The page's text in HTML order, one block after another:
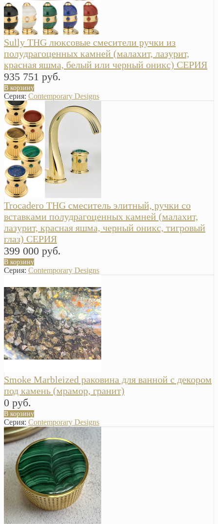
Sully THG люксовые смесители ручки из
полудрагоценных камней (малахит, лазурит,
красная яшма, белый или черный оникс) СЕРИЯ
935 751 руб.
В корзину
Серия: Contemporary Designs
Trocadero THG смеситель элитный, ручки со
вставками полудрагоценных камней (малахит,
лазурит, красная яшма, черный оникс, тигровый
глаз) СЕРИЯ
399 000 руб.
В корзину
Серия: Contemporary Designs
Smoke Marbleized раковина для ванной с декором
под камень (мрамор, гранит)
0 руб.
В корзину
Серия: Contemporary Designs